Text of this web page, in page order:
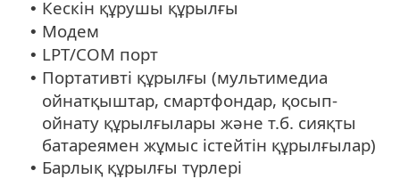
• Кескін құрушы құрылғы
• Модем
• LPT/COM порт
• Портативті құрылғы (мультимедиа
ойнатқыштар, смартфондар, қосып-
ойнату құрылғылары және т.б. сияқты
батареямен жұмыс істейтін құрылғылар)
• Барлық құрылғы түрлері